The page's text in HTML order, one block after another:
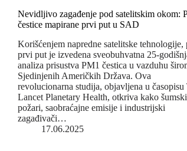
Nevidljivo zagađenje pod satelitskim okom:
čestice mapirane prvi put u SAD
Korišćenjem napredne satelitske tehnologije,
prvi put je izvedena sveobuhvatna 25-
analiza prisustva PM1 čestica u vazduhu
Sjedinjenih Američkih Država. Ova
revolucionarna studija, objavljena u časopisu
Lancet Planetary Health, otkriva kako šumski
požari, saobraćajne emisije i industrijski
zagađivači…
17.06.2025